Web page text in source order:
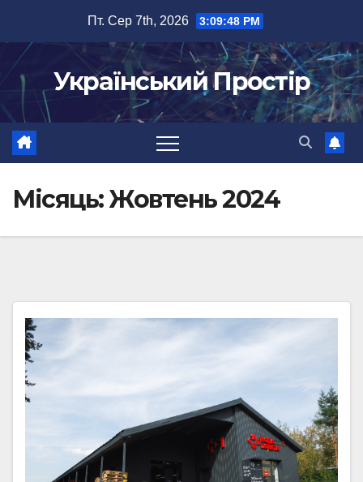
вмісту
Пт. Сер 7th, 2026 3:09:50 PM
Український Простір
Місяць:Жовтень 2024